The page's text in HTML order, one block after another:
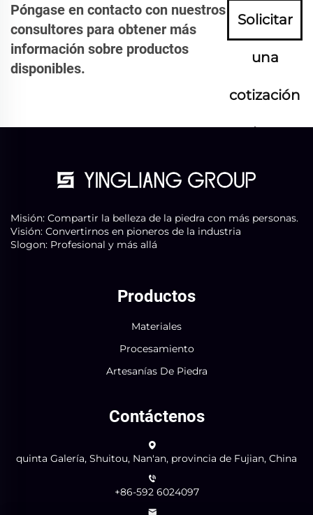
Póngase en contacto con nuestros
consultores para obtener más
información sobre productos
disponibles.
Solicitar
una
cotización
ahora
Misión: Compartir la belleza de la piedra con más personas.
Visión: Convertirnos en pioneros de la industria
Slogon: Profesional y más allá
Productos
Materiales
Procesamiento
Artesanías De Piedra
Contáctenos
quinta Galería, Shuitou, Nan'an, provincia de Fujian, China
+86-592 6024097